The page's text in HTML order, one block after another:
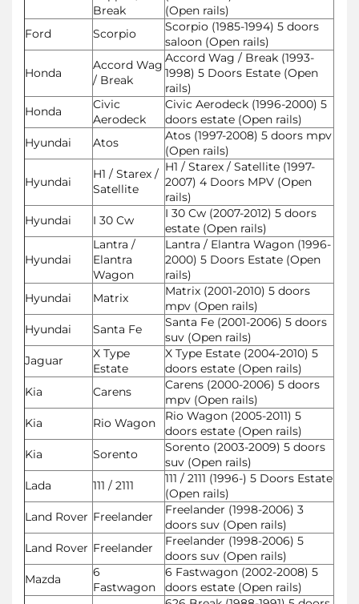
Break
(Open rails)
Ford
Scorpio
Scorpio (1985-1994) 5 doors
saloon (Open rails)
Honda
Accord Wag
/ Break
Accord Wag / Break (1993-
1998) 5 Doors Estate (Open
rails)
Honda
Civic
Aerodeck
Civic Aerodeck (1996-2000) 5
doors estate (Open rails)
Hyundai
Atos
Atos (1997-2008) 5 doors mpv
(Open rails)
Hyundai
H1 / Starex /
Satellite
H1 / Starex / Satellite (1997-
2007) 4 Doors MPV (Open
rails)
Hyundai
I 30 Cw
I 30 Cw (2007-2012) 5 doors
estate (Open rails)
Hyundai
Lantra /
Elantra
Wagon
Lantra / Elantra Wagon (1996-
2000) 5 Doors Estate (Open
rails)
Hyundai
Matrix
Matrix (2001-2010) 5 doors
mpv (Open rails)
Hyundai
Santa Fe
Santa Fe (2001-2006) 5 doors
suv (Open rails)
Jaguar
X Type
Estate
X Type Estate (2004-2010) 5
doors estate (Open rails)
Kia
Carens
Carens (2000-2006) 5 doors
mpv (Open rails)
Kia
Rio Wagon
Rio Wagon (2005-2011) 5
doors estate (Open rails)
Kia
Sorento
Sorento (2003-2009) 5 doors
suv (Open rails)
Lada
111 / 2111
111 / 2111 (1996-) 5 Doors Estate
(Open rails)
Land Rover Freelander
Freelander (1998-2006) 3
doors suv (Open rails)
Land Rover Freelander
Freelander (1998-2006) 5
doors suv (Open rails)
Mazda
6
Fastwagon
6 Fastwagon (2002-2008) 5
doors estate (Open rails)